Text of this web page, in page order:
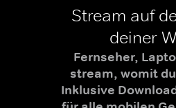
Stream auf
deiner
Fernseher,
stream, womit
Inklusive